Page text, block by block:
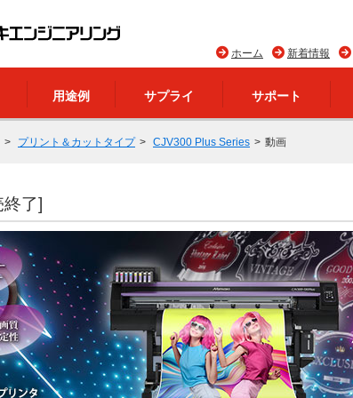
新着情報
ホーム
用途例 サプライ サポート
プリント＆カットタイプ CJV300 Plus Series 動画
了]